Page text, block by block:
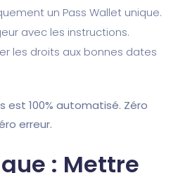
un Pass Wallet unique.
avec les instructions.
les droits aux bonnes dates
est 100% automatisé. Zéro
erreur.
: Mettre